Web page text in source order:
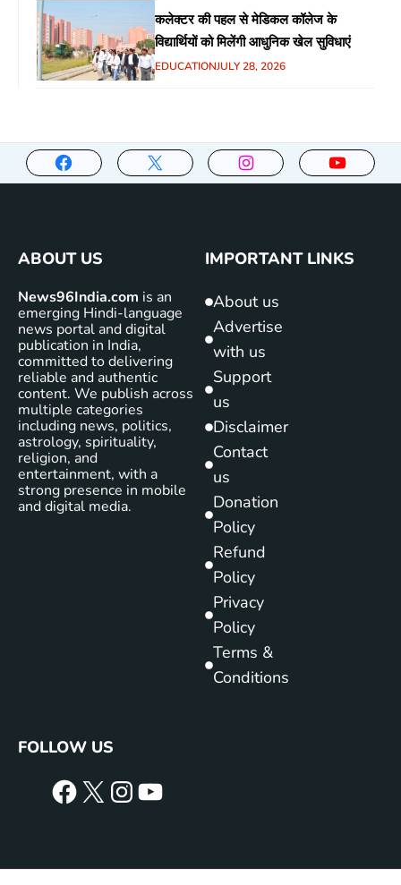
कलेक्टर की पहल से मेडिकल कॉलेज के
विद्यार्थियों को मिलेंगी आधुनिक खेल सुविधाएं
EDUCATIONJULY 28, 2026
ABOUT US
News96India.com is an
emerging Hindi-language
news portal and digital
publication in India,
committed to delivering
reliable and authentic
content. We publish across
multiple categories
including news, politics,
astrology, spirituality,
religion, and
entertainment, with a
strong presence in mobile
and digital media.
IMPORTANT LINKS
About us
Advertise
with us
Support
us
Disclaimer
Contact
us
Donation
Policy
Refund
Policy
Privacy
Policy
Terms &
Conditions
FOLLOW US